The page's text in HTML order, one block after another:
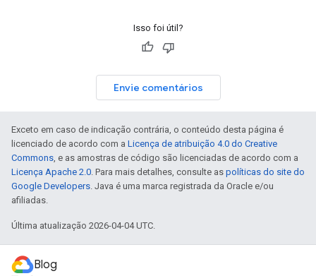
Isso foi útil?
Envie comentários
Exceto em caso de indicação contrária, o conteúdo desta página é
licenciado de acordo com a Licença de atribuição 4.0 do Creative
Commons, e as amostras de código são licenciadas de acordo com a
Licença Apache 2.0. Para mais detalhes, consulte as políticas do site do
Google Developers. Java é uma marca registrada da Oracle e/ou
afiliadas.
Última atualização 2026-04-04 UTC.
Blog